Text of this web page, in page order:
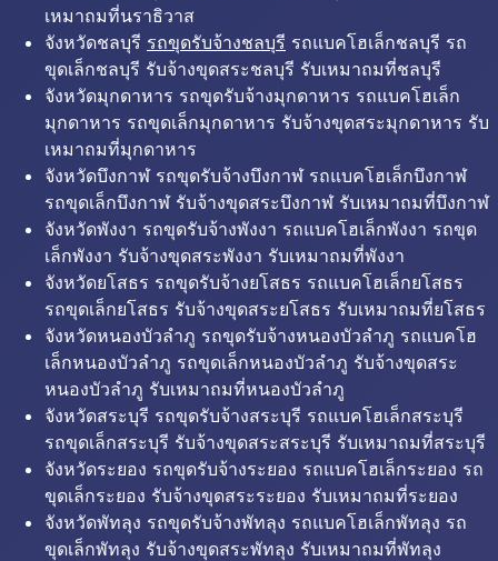
เหมาถมที่นราธิวาส
จังหวัดชลบุรี รถขุดรับจ้างชลบุรี รถแบคโฮเล็กชลบุรี รถ
ขุดเล็กชลบุรี รับจ้างขุดสระชลบุรี รับเหมาถมที่ชลบุรี
จังหวัดมุกดาหาร รถขุดรับจ้างมุกดาหาร รถแบคโฮเล็ก
มุกดาหาร รถขุดเล็กมุกดาหาร รับจ้างขุดสระมุกดาหาร รับ
เหมาถมที่มุกดาหาร
จังหวัดบึงกาฬ รถขุดรับจ้างบึงกาฬ รถแบคโฮเล็กบึงกาฬ
รถขุดเล็กบึงกาฬ รับจ้างขุดสระบึงกาฬ รับเหมาถมที่บึงกาฬ
จังหวัดพังงา รถขุดรับจ้างพังงา รถแบคโฮเล็กพังงา รถขุด
เล็กพังงา รับจ้างขุดสระพังงา รับเหมาถมที่พังงา
จังหวัดยโสธร รถขุดรับจ้างยโสธร รถแบคโฮเล็กยโสธร
รถขุดเล็กยโสธร รับจ้างขุดสระยโสธร รับเหมาถมที่ยโสธร
จังหวัดหนองบัวลำภู รถขุดรับจ้างหนองบัวลำภู รถแบคโฮ
เล็กหนองบัวลำภู รถขุดเล็กหนองบัวลำภู รับจ้างขุดสระ
หนองบัวลำภู รับเหมาถมที่หนองบัวลำภู
จังหวัดสระบุรี รถขุดรับจ้างสระบุรี รถแบคโฮเล็กสระบุรี
รถขุดเล็กสระบุรี รับจ้างขุดสระสระบุรี รับเหมาถมที่สระบุรี
จังหวัดระยอง รถขุดรับจ้างระยอง รถแบคโฮเล็กระยอง รถ
ขุดเล็กระยอง รับจ้างขุดสระระยอง รับเหมาถมที่ระยอง
จังหวัดพัทลุง รถขุดรับจ้างพัทลุง รถแบคโฮเล็กพัทลุง รถ
ขุดเล็กพัทลุง รับจ้างขุดสระพัทลุง รับเหมาถมที่พัทลุง